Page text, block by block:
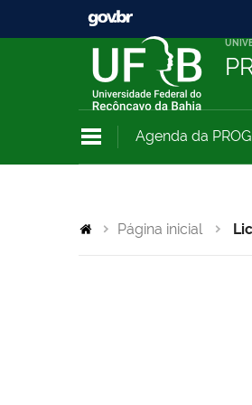
Agenda da
Página inicial